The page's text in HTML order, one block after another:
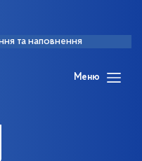
та наповнення
Меню